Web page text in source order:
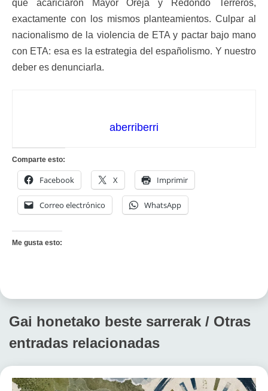
que acariciaron Mayor Oreja y Redondo Terreros,
exactamente con los mismos planteamientos. Culpar al
nacionalismo de la violencia de ETA y pactar bajo mano
con ETA: esa es la estrategia del españolismo. Y nuestro
deber es denunciarla.
aberriberri
Comparte esto:
Facebook X Imprimir
Correo electrónico WhatsApp
Me gusta esto:
Gai honetako beste sarrerak / Otras
entradas relacionadas